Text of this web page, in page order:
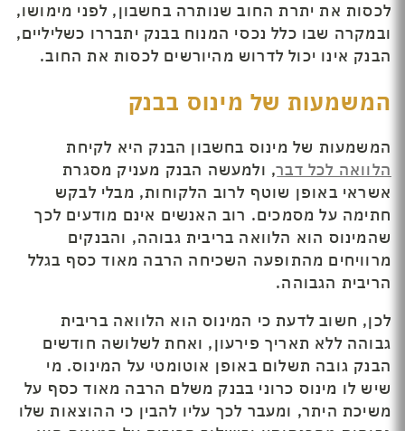
לכסות את יתרת החוב שנותרה בחשבון, לפני מימושו,
ובמקרה שבו כלל נכסי המנוח בבנק יתבררו כשליליים,
הבנק אינו יכול לדרוש מהיורשים לכסות את החוב.
המשמעות של מינוס בבנק
המשמעות של מינוס בחשבון הבנק היא לקיחת
הלוואה לכל דבר, ולמעשה הבנק מעניק מסגרת
אשראי באופן שוטף לרוב הלקוחות, מבלי לבקש
חתימה על מסמכים. רוב האנשים אינם מודעים לכך
שהמינוס הוא הלוואה בריבית גבוהה, והבנקים
מרוויחים מהתופעה השכיחה הרבה מאוד כסף בגלל
הריבית הגבוהה.
לכן, חשוב לדעת כי המינוס הוא הלוואה בריבית
גבוהה ללא תאריך פירעון, ואחת לשלושה חודשים
הבנק גובה תשלום באופן אוטומטי על המינוס. מי
שיש לו מינוס כרוני בבנק משלם הרבה מאוד כסף על
משיכת היתר, ומעבר לכך עליו להבין כי ההוצאות שלו